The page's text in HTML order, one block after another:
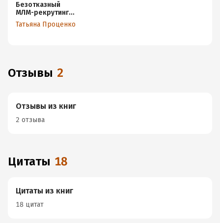
Безотказный
МЛМ-рекрутинг
в соцсетях. 5
скриптов +
Татьяна Проценко
Отзывы 2
Отзывы из книг
2 отзыва
Цитаты 18
Цитаты из книг
18 цитат